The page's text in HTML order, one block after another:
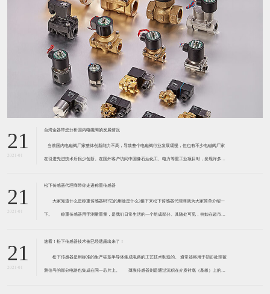
21
2021-01
台湾金器带您分析国内电磁阀的发展情况
​ 当前国内电磁阀厂家整体创新能力不高，导致整个电磁阀行业发展缓慢，但也有不少电磁阀厂家
在引进先进技术后很少创新。在国外客户访问中国像石油化工、电力等重工业项目时，发现许多项
21
2021-01
松下传感器代理商带你走进称重传感器
大家知道什么是称重传感器吗?它的用途是什么?接下来松下传感器代理商就为大家简单介绍一
下。 称重传感器用于测量重量，是我们日常生活的一个组成部分。其随处可见，例如在超市柜
带有应变片的弹性体组成。弹性体通常由钢
21
2021-01
速看！松下传感器技术被已经透露出来了！
松下传感器是用标准的生产硅基半导体集成电路的工艺技术制造的。 通常还将用于初步处理被
测信号的部分电路也集成在同一芯片上。 薄膜传感器则是通过沉积在介质衬底（基板）上的，